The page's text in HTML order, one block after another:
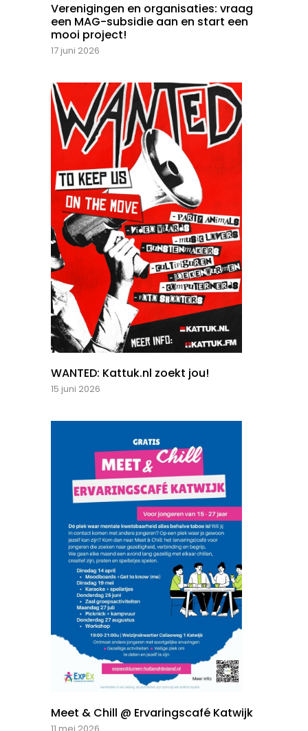
Verenigingen en organisaties: vraag
een MAG-subsidie aan en start een
mooi project!
17 juni 2026
WANTED: Kattuk.nl zoekt jou!
15 juni 2026
Meet & Chill @ Ervaringscafé Katwijk